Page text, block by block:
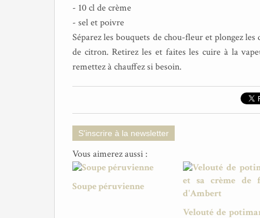
- 10 cl de crème
- sel et poivre
Séparez les bouquets de chou-fleur et plongez
de citron. Retirez les et faites les cuire à la
remettez à chauffez si besoin.
S'inscrire à la newsletter
Vous aimerez aussi :
Soupe péruvienne
Velouté de